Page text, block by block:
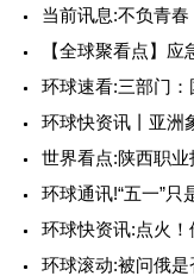
当前讯息:不负青
【全球聚看点】
环球速看:三部门
环球快资讯丨亚洲
世界看点:陕西职
环球通讯!“五一”
环球快资讯:点火
环球滚动:被问俄